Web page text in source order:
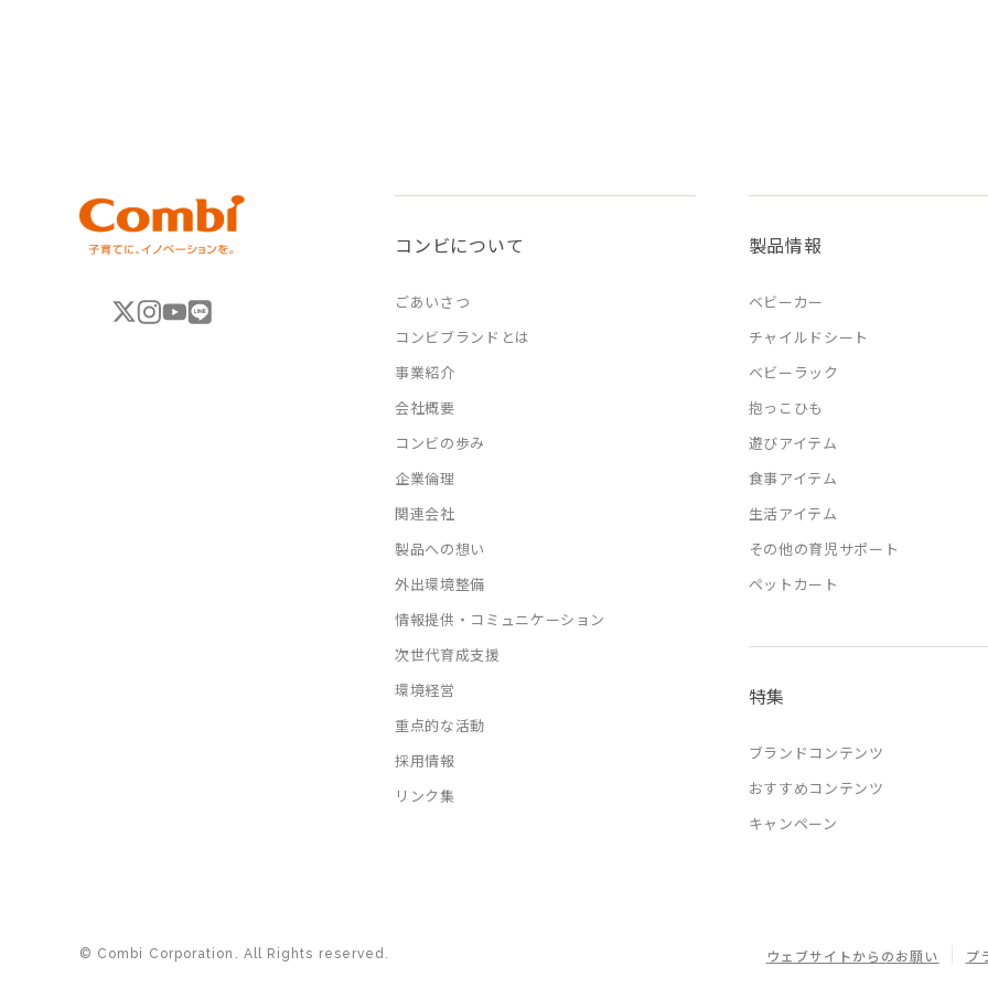
コンビについて
ごあいさつ
コンビブランドとは
事業紹介
会社概要
コンビの歩み
企業倫理
関連会社
製品への想い
外出環境整備
情報提供・コミュニケーション
次世代育成支援
環境経営
重点的な活動
採用情報
リンク集
製品情報
ベビーカー
チャイルドシート
ベビーラック
抱っこひも
遊びアイテム
食事アイテム
生活アイテム
その他の育児サポート
ペットカート
特集
ブランドコンテンツ
おすすめコンテンツ
キャンペーン
© Combi Corporation. All Rights reserved. ウェブサイトからのお願い プ